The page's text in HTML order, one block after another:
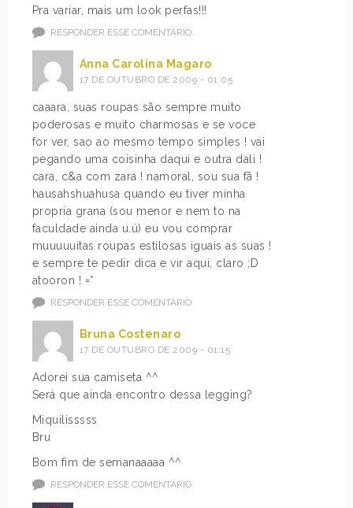
Pra variar, mais um look perfas!!!
RESPONDER ESSE COMENTÁRIO
Anna Carolina Magaro
17 DE OUTUBRO DE 2009 - 01:05
caaara, suas roupas são sempre muito
poderosas e muito charmosas e se voce
for ver, sao ao mesmo tempo simples ! vai
pegando uma coisinha daqui e outra dali !
cara, c&a com zara ! namoral, sou sua fã !
hausahshuahusa quando eu tiver minha
propria grana (sou menor e nem to na
faculdade ainda u.ú) eu vou comprar
muuuuuitas roupas estilosas iguais as suas !
e sempre te pedir dica e vir aqui, claro ;D
atooron ! =*
RESPONDER ESSE COMENTÁRIO
Bruna Costenaro
17 DE OUTUBRO DE 2009 - 01:15
Adorei sua camiseta ^^
Será que ainda encontro dessa legging?
Miquilisssss
Bru
Bom fim de semanaaaaa ^^
RESPONDER ESSE COMENTÁRIO